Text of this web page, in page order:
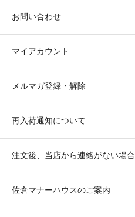
お問い合わせ
マイアカウント
メルマガ登録・解除
再入荷通知について
注文後、当店から連絡がない場合
佐倉マナーハウスのご案内